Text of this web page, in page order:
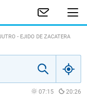
- EJIDO DE ZACATERA
07:15 20:26